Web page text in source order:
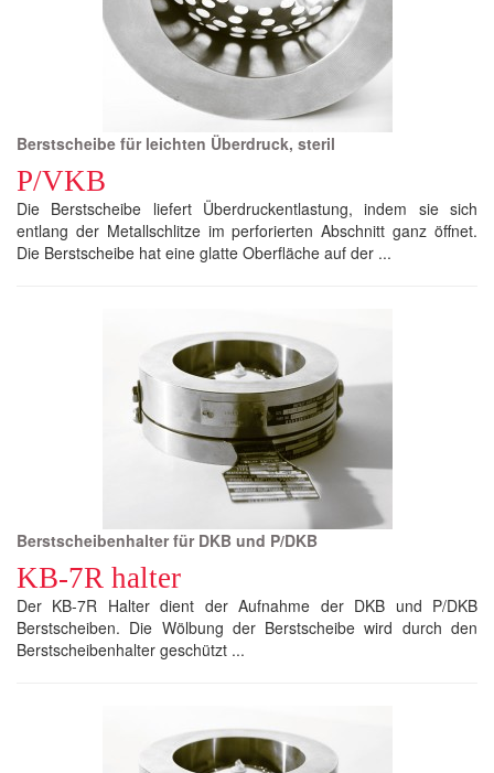
Berstscheibe für leichten Überdruck, steril
P/VKB
Die Berstscheibe liefert Überdruckentlastung, indem sie sich
entlang der Metallschlitze im perforierten Abschnitt ganz öffnet.
Die Berstscheibe hat eine glatte Oberfläche auf der ...
Berstscheibenhalter für DKB und P/DKB
KB-7R halter
Der KB-7R Halter dient der Aufnahme der DKB und P/DKB
Berstscheiben. Die Wölbung der Berstscheibe wird durch den
Berstscheibenhalter geschützt ...